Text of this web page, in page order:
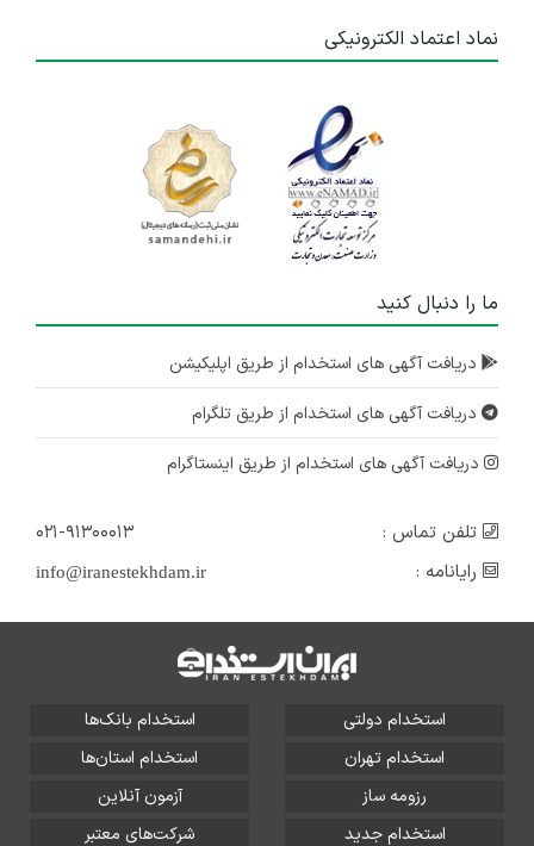
نماد اعتماد الکترونیکی
ما را دنبال کنید
دریافت آگهی های استخدام از طریق اپلیکیشن
دریافت آگهی های استخدام از طریق تلگرام
دریافت آگهی های استخدام از طریق اینستاگرام
تلفن تماس :
۰۲۱-۹۱۳۰۰۰۱۳
رایانامه :
info@iranestekhdam.ir
استخدام دولتی
استخدام بانک‌ها
استخدام تهران
استخدام استان‌ها
رزومه ساز
آزمون آنلاین
استخدام جدید
شرکت‌های معتبر